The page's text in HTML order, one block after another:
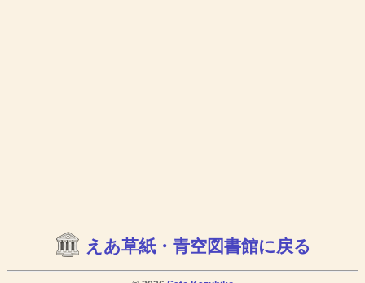
えあ草紙・青空図書館に戻る